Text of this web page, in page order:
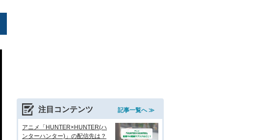
注目コンテンツ 記事一覧へ ≫
アニメ「HUNTER×HUNTER(ハ
ンターハンター)」の配信先は？